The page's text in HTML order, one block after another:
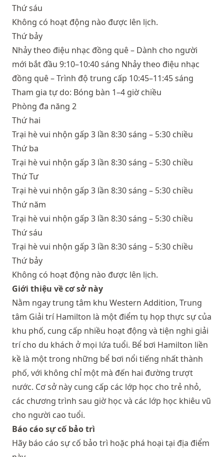
Thứ sáu
Không có hoạt động nào được lên lịch.
Thứ bảy
Nhảy theo điệu nhạc đồng quê – Dành cho người
mới bắt đầu 9:10–10:40 sáng Nhảy theo điệu nhạc
đồng quê – Trình độ trung cấp 10:45–11:45 sáng
Tham gia tự do: Bóng bàn 1–4 giờ chiều
Phòng đa năng 2
Thứ hai
Trại hè vui nhộn gấp 3 lần 8:30 sáng – 5:30 chiều
Thứ ba
Trại hè vui nhộn gấp 3 lần 8:30 sáng – 5:30 chiều
Thứ Tư
Trại hè vui nhộn gấp 3 lần 8:30 sáng – 5:30 chiều
Thứ năm
Trại hè vui nhộn gấp 3 lần 8:30 sáng – 5:30 chiều
Thứ sáu
Trại hè vui nhộn gấp 3 lần 8:30 sáng – 5:30 chiều
Thứ bảy
Không có hoạt động nào được lên lịch.
Giới thiệu về cơ sở này
Nằm ngay trung tâm khu Western Addition, Trung
tâm Giải trí Hamilton là một điểm tụ họp thực sự của
khu phố, cung cấp nhiều hoạt động và tiện nghi giải
trí cho du khách ở mọi lứa tuổi. Bể bơi Hamilton liền
kề là một trong những bể bơi nổi tiếng nhất thành
phố, với không chỉ một mà đến hai đường trượt
nước. Cơ sở này cung cấp các lớp học cho trẻ nhỏ,
các chương trình sau giờ học và các lớp học khiêu vũ
cho người cao tuổi.
Báo cáo sự cố bảo trì
Hãy báo cáo sự cố bảo trì hoặc phá hoại tại địa điểm